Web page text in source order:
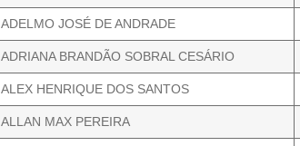
ADELMO JOSÉ DE ANDRADE
ADRIANA BRANDÃO SOBRAL CESÁRIO
ALEX HENRIQUE DOS SANTOS
ALLAN MAX PEREIRA